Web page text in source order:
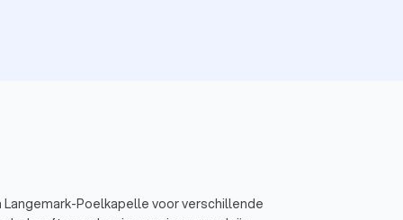
Poelkapelle voor verschillende